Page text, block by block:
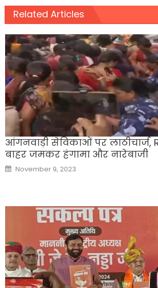
Related Articles
आंगनवाड़ी सेविकाओं पर लाठीचार्ज,
बाहर जमकर हंगामा और नारेबाजी
Posted
on
November 9, 2023